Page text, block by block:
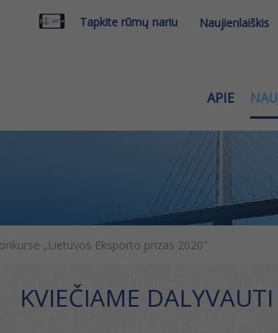
Tapkite rūmų nariu Naujienlaiškis
APIE
„Lietuvos Eksporto prizas 2020“
KVIEČIAME